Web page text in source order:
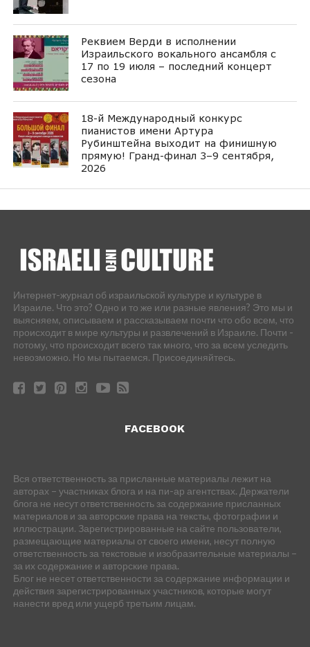
Реквием Верди в исполнении
Израильского вокального ансамбля с
17 по 19 июля – последний концерт
сезона
18-й Международный конкурс
пианистов имени Артура
Рубинштейна выходит на финишную
прямую! Гранд-финал 3–9 сентября,
2026
Интернет-журнал об израильской культуре и культуре в
Израиле. Что это? Одно и то же или разные явления? Это мы и
выясняем, описываем и рассказываем почти что обо всем, что
происходит в мире культуры и развлечений в Израиле. Почти -
потому, что происходит всего так много, что за всем уследить
невозможно. Но мы пытаемся. Присоединяйтесь.
FACEBOOK
Вся ответственность за присланные материалы лежит на
авторах – участниках блога и на пи-ар агентствах. Держатели
блога не несут ответственность за содержание присланных
материалов и за авторские права на тексты, фотографии и
иллюстрации. Зарегистрированные на сайте пользователи,
размещающие материалы от своего имени, несут полную
ответственность за текстовые и изобразительные материалы –
за их содержание и авторские права.
Блог не несет ответственности за содержание информации и
действия зарегистрированных участников, которые могут
нанести вред или ущерб третьим лицам.